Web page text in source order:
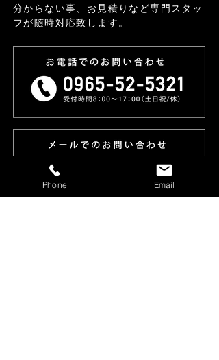
分からない事、お見積りなど専門スタッ
フが随時対応致します。
Phone Email